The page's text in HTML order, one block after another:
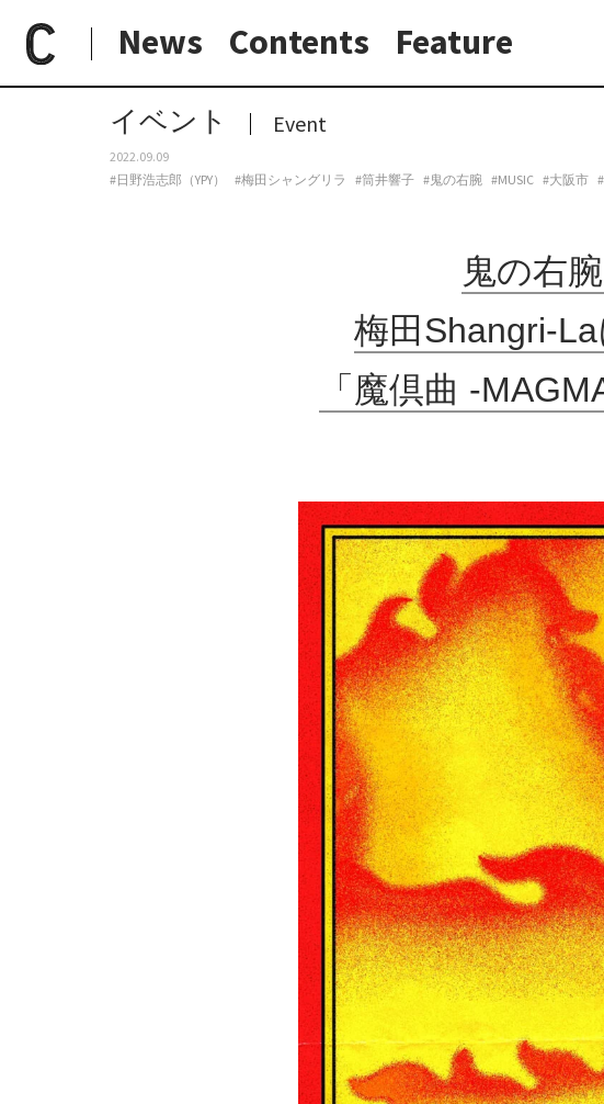
News Contents Feature
日常と現場
paperC 今週のイベント
イベント Event
2022.09.09
#日野浩志郎（YPY）
#梅田シャングリラ #筒井響子 #鬼の右腕 #MUSIC #大阪市
鬼の右
梅田Shangri-
「魔倶曲 -